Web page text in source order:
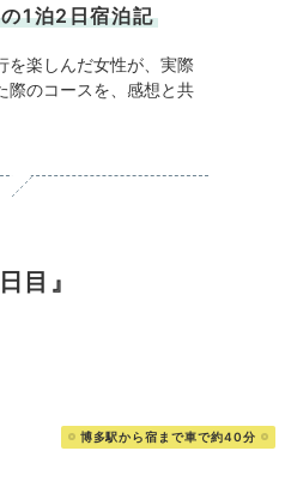
1泊2日宿泊記
を楽しんだ女性が、実際
際のコースを、感想と共
目
博多駅から宿まで車で約40分